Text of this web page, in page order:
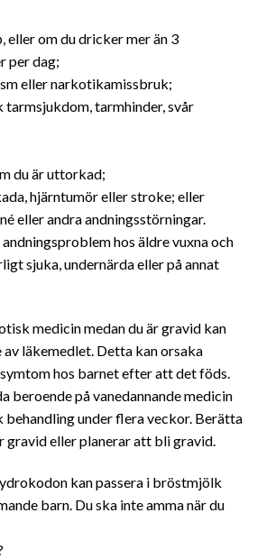
eller om du dricker mer än 3
per dag;
eller narkotikamissbruk;
tarmhinder, svår
du är uttorkad;
hjärntumör eller stroke; eller
eller andra andningsstörningar.
hos äldre vuxna och
sjuka, undernärda eller på annat
medicin medan du är gravid kan
läkemedlet. Detta kan orsaka
hos barnet efter att det föds.
beroende på vanedannande medicin
behandling under flera veckor. Berätta
gravid eller planerar att bli gravid.
kan passera i bröstmjölk
barn. Du ska inte amma när du